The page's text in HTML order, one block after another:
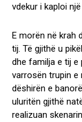
vdekur i kaploi
E morën në krah
tij. Të gjithë u
dhe familja e tij e
varrosën trupin
dëshirën e
uluritën gjithë
realizuan